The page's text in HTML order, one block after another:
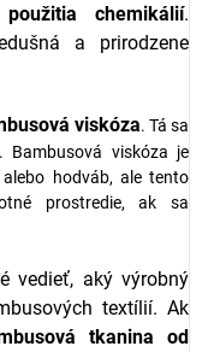
chemikálií.
a prirodzene
viskóza. Tá sa
Bambusová viskóza je
hodváb, ale tento
prostredie, ak sa
vedieť, aký výrobný
textílií. Ak
tkanina od